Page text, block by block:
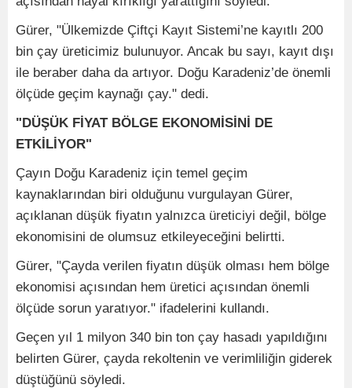
Gürer, "Ülkemizde Çiftçi Kayıt Sistemi’ne kayıtlı 200
bin çay üreticimiz bulunuyor. Ancak bu sayı, kayıt dışı
ile beraber daha da artıyor. Doğu Karadeniz’de önemli
ölçüde geçim kaynağı çay." dedi.
"DÜŞÜK FİYAT BÖLGE EKONOMİSİNİ DE
ETKİLİYOR"
Çayın Doğu Karadeniz için temel geçim
kaynaklarından biri olduğunu vurgulayan Gürer,
açıklanan düşük fiyatın yalnızca üreticiyi değil, bölge
ekonomisini de olumsuz etkileyeceğini belirtti.
Gürer, "Çayda verilen fiyatın düşük olması hem bölge
ekonomisi açısından hem üretici açısından önemli
ölçüde sorun yaratıyor." ifadelerini kullandı.
Geçen yıl 1 milyon 340 bin ton çay hasadı yapıldığını
belirten Gürer, çayda rekoltenin ve verimliliğin giderek
düştüğünü söyledi.